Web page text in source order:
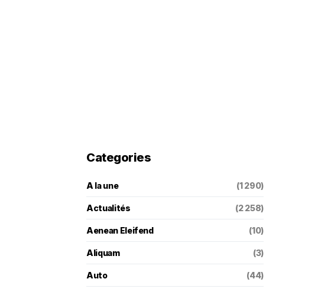
Categories
A la une (1 290)
Actualités (2 258)
Aenean Eleifend (10)
Aliquam (3)
Auto (44)